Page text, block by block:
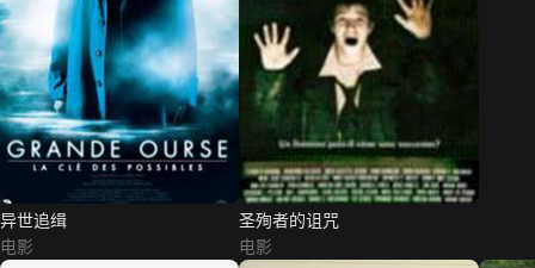
异世追缉
电影
圣殉者的诅咒
电影